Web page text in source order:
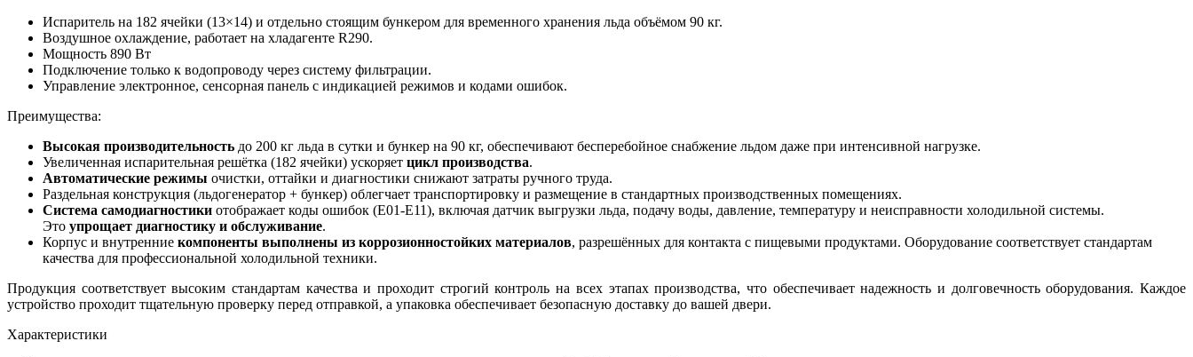
Испаритель на 182 ячейки (13×14) и отдельно стоящим бункером для временного хранения льда объёмом 90 кг.
Воздушное охлаждение, работает на хладагенте R290.
Мощность 890 Вт
Подключение только к водопроводу через систему фильтрации.
Управление электронное, сенсорная панель с индикацией режимов и кодами ошибок.
Преимущества:
Высокая производительность до 200 кг льда в сутки и бункер на 90 кг, обеспечивают бесперебойное снабжение льдом даже при интенсивной нагрузке.
Увеличенная испарительная решётка (182 ячейки) ускоряет цикл производства.
Автоматические режимы очистки, оттайки и диагностики снижают затраты ручного труда.
Раздельная конструкция (льдогенератор + бункер) облегчает транспортировку и размещение в стандартных производственных помещениях.
Система самодиагностики отображает коды ошибок (E01-E11), включая датчик выгрузки льда, подачу воды, давление, температуру и неисправности холодильной системы.
Это упрощает диагностику и обслуживание.
Корпус и внутренние компоненты выполнены из коррозионностойких материалов, разрешённых для контакта с пищевыми продуктами. Оборудование соответствует стандартам
качества для профессиональной холодильной техники.
Продукция соответствует высоким стандартам качества и проходит строгий контроль на всех этапах производства, что обеспечивает надежность и долговечность оборудования. Каждое
устройство проходит тщательную проверку перед отправкой, а упаковка обеспечивает безопасную доставку до вашей двери.
Характеристики